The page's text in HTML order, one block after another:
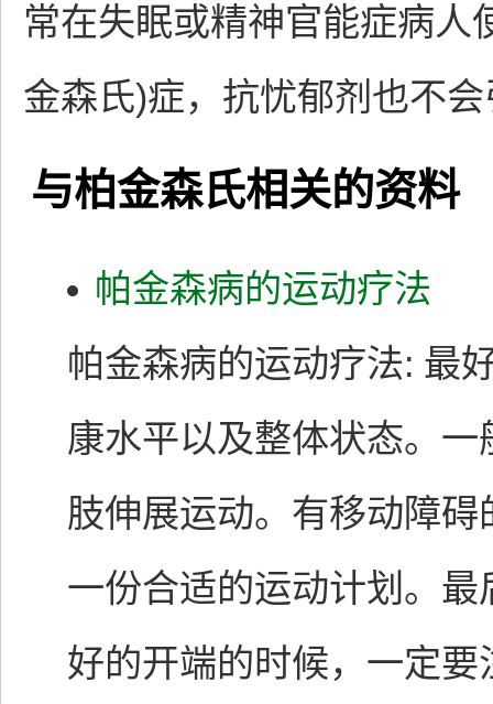
常在失眠或精神官能症病人
金森氏)症，抗忧郁剂也不
与柏金森氏相关的资料
帕金森病的运动疗法
帕金森病的运动疗法: 最
康水平以及整体状态。
肢伸展运动。有移动障
一份合适的运动计划。
好的开端的时候，一定